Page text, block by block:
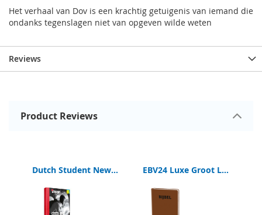
Het verhaal van Dov is een krachtig getuigenis van iemand die
ondanks tegenslagen niet van opgeven wilde weten
Reviews
Product Reviews
Dutch Student New Testament EBV24 Luxe Groot Letter Bijbel